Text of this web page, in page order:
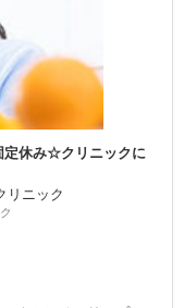
定休み☆クリニックに
リニック